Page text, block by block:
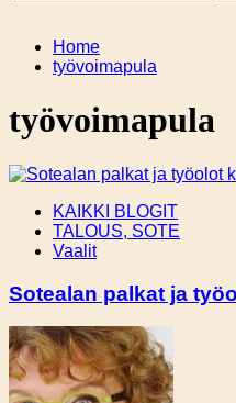
Home
työvoimapula
työvoimapula
KAIKKI BLOGIT
TALOUS, SOTE
Vaalit
Sotealan palkat ja